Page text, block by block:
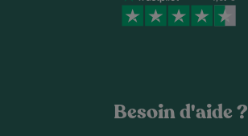
Besoin d'aide ?